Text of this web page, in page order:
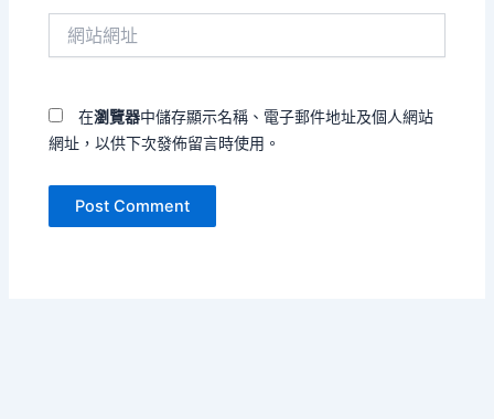
在瀏覽器中儲存顯示名稱、電子郵件地址及個人網站
網址，以供下次發佈留言時使用。